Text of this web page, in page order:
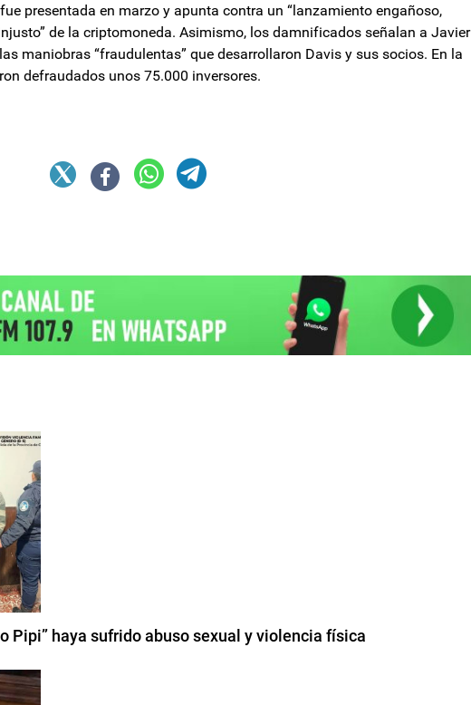
presentada en marzo y apunta contra un “lanzamiento engañoso,
de la criptomoneda. Asimismo, los damnificados señalan a Javier
maniobras “fraudulentas” que desarrollaron Davis y sus socios. En la
defraudados unos 75.000 inversores.
Pipi” haya sufrido abuso sexual y violencia física